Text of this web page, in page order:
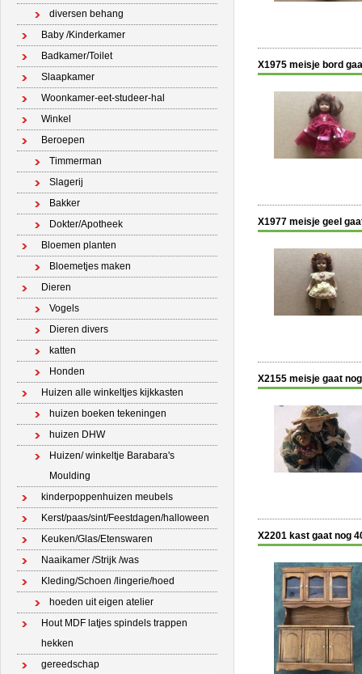
diversen behang
Baby /Kinderkamer
Badkamer/Toilet
Slaapkamer
Woonkamer-eet-studeer-hal
Winkel
Beroepen
Timmerman
Slagerij
Bakker
Dokter/Apotheek
Bloemen planten
Bloemetjes maken
Dieren
Vogels
Dieren divers
katten
Honden
Huizen alle winkeltjes kijkkasten
huizen boeken tekeningen
huizen DHW
Huizen/ winkeltje Barabara's
Moulding
kinderpoppenhuizen meubels
Kerst/paas/sint/Feestdagen/halloween
Keuken/Glas/Etenswaren
Naaikamer /Strijk /was
Kleding/Schoen /lingerie/hoed
hoeden uit eigen atelier
Hout MDF latjes spindels trappen
hekken
gereedschap
X1975 meisje bord
X1977 meisje geel
X2155 meisje gaat
X2201 kast gaat nog